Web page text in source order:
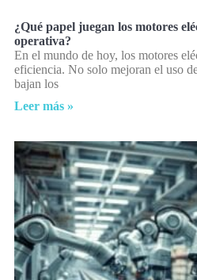
¿Qué papel juegan los motores
operativa?
En el mundo de hoy, los motores
eficiencia. No solo mejoran el uso
bajan los
Leer más »